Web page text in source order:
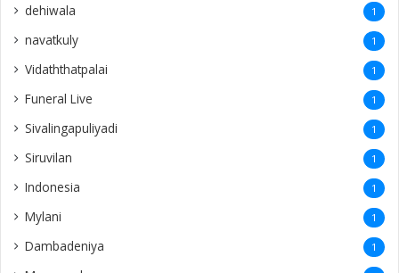
dehiwala 1
navatkuly 1
Vidaththatpalai 1
Funeral Live 1
Sivalingapuliyadi 1
Siruvilan 1
Indonesia 1
Mylani 1
Dambadeniya 1